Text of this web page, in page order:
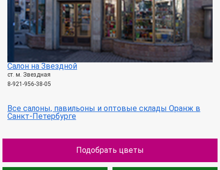
Салон на Звездной
ст. м. Звездная
8-921-956-38-05
Все салоны, павильоны и оптовые склады Оранж в
Санкт-Петербурге
Подобрать цветы